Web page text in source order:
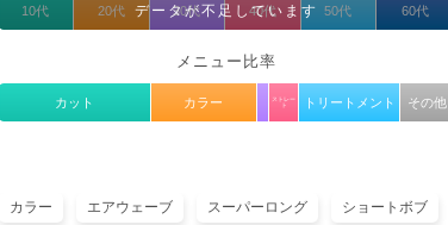
データが不足しています
10代 20代 30代 40代 50代 60代
メニュー比率
カット カラー
ストレー
ト
トリートメント その他
カラー エアウェーブ スーパーロング ショートボブ